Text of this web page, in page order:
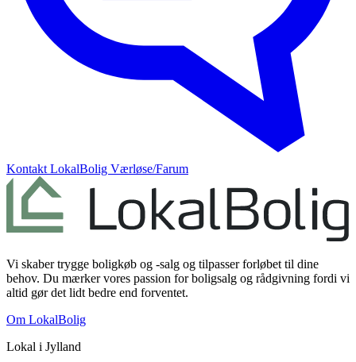
Kontakt LokalBolig Værløse/Farum
Vi skaber trygge boligkøb og -salg og tilpasser forløbet til dine
behov. Du mærker vores passion for boligsalg og rådgivning fordi vi
altid gør det lidt bedre end forventet.
Om LokalBolig
Lokal i Jylland